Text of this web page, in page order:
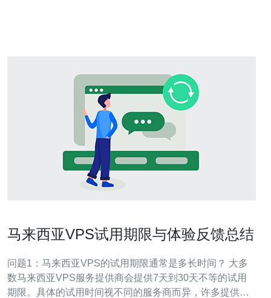
马来西亚VPS试用期限与体验反馈总结
问题1：马来西亚VPS的试用期限通常是多长时间？ 大多
数马来西亚VPS服务提供商会提供7天到30天不等的试用
期限。具体的试用时间视不同的服务商而异，许多提供商